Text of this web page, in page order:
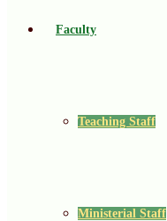
Faculty
Teaching Staff
Ministerial Staff